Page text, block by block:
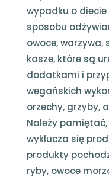
wypadku o
sposobu
owoce, warzywa,
kasze, które są
dodatkami i
wegańskich
orzechy, grzyby,
Należy
wyklucza się
produkty
ryby, owoce